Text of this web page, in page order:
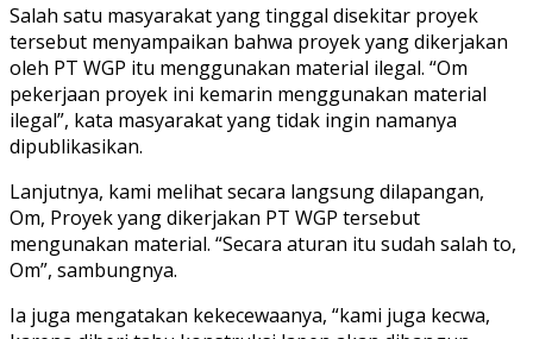
Salah satu masyarakat yang tinggal disekitar proyek
tersebut menyampaikan bahwa proyek yang dikerjakan
oleh PT WGP itu menggunakan material ilegal. “Om
pekerjaan proyek ini kemarin menggunakan material
ilegal”, kata masyarakat yang tidak ingin namanya
dipublikasikan.
Lanjutnya, kami melihat secara langsung dilapangan,
Om, Proyek yang dikerjakan PT WGP tersebut
mengunakan material. “Secara aturan itu sudah salah to,
Om”, sambungnya.
Ia juga mengatakan kekecewaanya, “kami juga kecwa,